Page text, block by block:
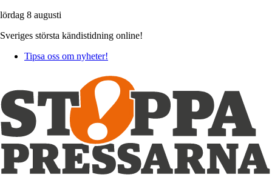
lördag 8 augusti
Sveriges största kändistidning online!
Tipsa oss om nyheter!